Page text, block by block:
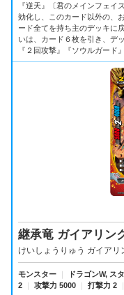
『逆天』〔君のメインフェイ
効化し、このカード以外の、
ード全てを持ち主のデッキに
いは、カード６枚を引き、デ
『２回攻撃』『ソウルガード
継承竜 ガイアリン
けいしょうりゅう ガイアリ
モンスター ｜ ドラゴンW, ス
2
｜ 攻撃力 5000 ｜ 打撃力 2 ｜